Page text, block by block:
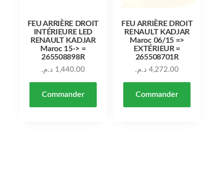
FEU ARRIÈRE DROIT
INTÉRIEURE LED
RENAULT KADJAR
Maroc 15-> =
265508898R
1,440.00 د.م.
Commander
FEU ARRIÈRE DROIT
RENAULT KADJAR
Maroc 06/15 =>
EXTÉRIEUR =
265508701R
4,272.00 د.م.
Commander